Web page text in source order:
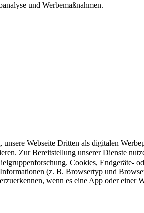
und Werbemaßnahmen.
Webseite Dritten als digitalen
Zur Bereitstellung unserer Dienste
Cookies, Endgeräte-
(z. B. Browsertyp und
wenn es eine App oder einer